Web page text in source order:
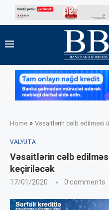
Home » Vəsaitlərin cəlb edilməsi
VALYUTA
Vəsaitlərin cəlb
keçiriləcək
17/01/2020 0 comments